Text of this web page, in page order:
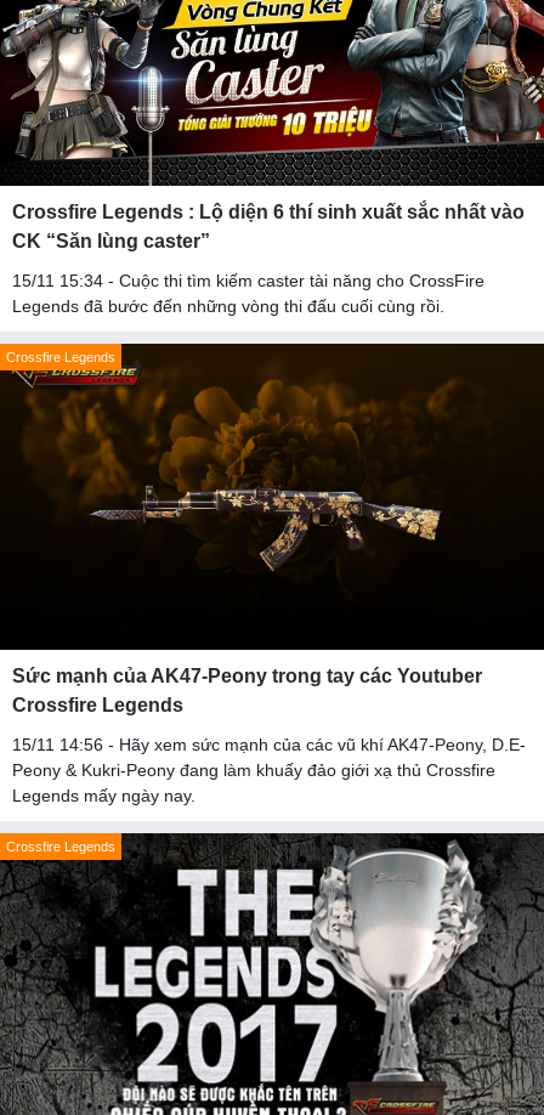
Crossfire Legends : Lộ diện 6 thí sinh xuất sắc nhất vào
CK “Săn lùng caster”
15/11 15:34 - Cuộc thi tìm kiếm caster tài năng cho CrossFire
Legends đã bước đến những vòng thi đấu cuối cùng rồi.
Crossfire Legends
Sức mạnh của AK47-Peony trong tay các Youtuber
Crossfire Legends
15/11 14:56 - Hãy xem sức mạnh của các vũ khí AK47-Peony, D.E-
Peony & Kukri-Peony đang làm khuấy đảo giới xạ thủ Crossfire
Legends mấy ngày nay.
Crossfire Legends